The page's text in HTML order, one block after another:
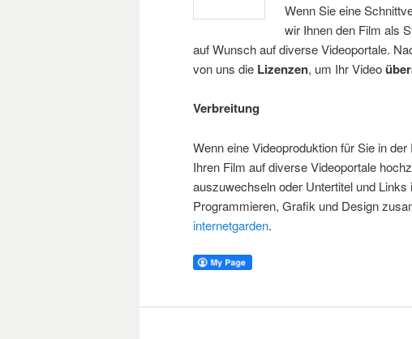
Wenn Sie eine
wir Ihnen den Film als
auf Wunsch auf diverse Videoportale.
von uns die Lizenzen, um Ihr Video
Verbreitung
Wenn eine Videoproduktion für Sie in
Ihren Film auf diverse Videoportale
auszuwechseln oder Untertitel und
Programmieren, Grafik und Design
internetgarden.